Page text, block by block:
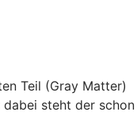
Teil (Gray Matter)
dabei steht der schon